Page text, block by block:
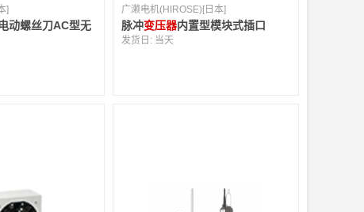
]
动螺丝刀AC型无
广濑电机(HIROSE)[日本]
脉冲变压器内置型模块式插口
发货日: 当天